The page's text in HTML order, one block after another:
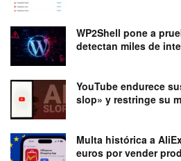
WP2Shell pone a
detectan miles de
YouTube endurece
slop» y restringe su
Multa histórica a
euros por vender